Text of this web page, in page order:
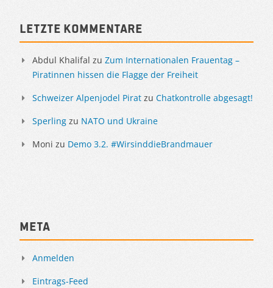
Sidebar
Letzte Kommentare
Abdul Khalifal zu Zum Internationalen Frauentag –
Piratinnen hissen die Flagge der Freiheit
Schweizer Alpenjodel Pirat zu Chatkontrolle abgesagt!
Sperling zu NATO und Ukraine
Moni zu Demo 3.2. #WirsinddieBrandmauer
Meta
Anmelden
Eintrags-Feed